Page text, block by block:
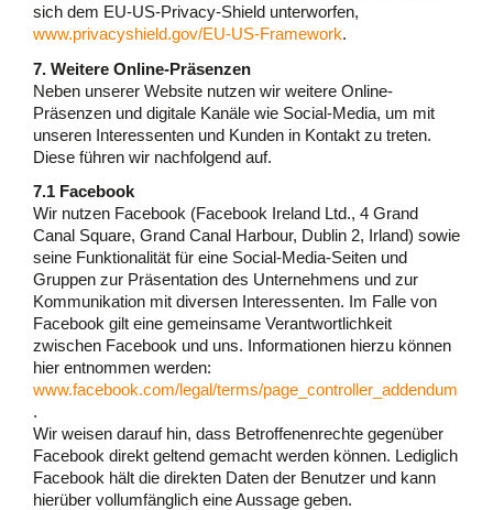
sich dem EU-US-Privacy-Shield unterworfen,
www.privacyshield.gov/EU-US-Framework.
7. Weitere Online-Präsenzen
Neben unserer Website nutzen wir weitere Online-
Präsenzen und digitale Kanäle wie Social-Media, um mit
unseren Interessenten und Kunden in Kontakt zu treten.
Diese führen wir nachfolgend auf.
7.1 Facebook
Wir nutzen Facebook (Facebook Ireland Ltd., 4 Grand
Canal Square, Grand Canal Harbour, Dublin 2, Irland) sowie
seine Funktionalität für eine Social-Media-Seiten und
Gruppen zur Präsentation des Unternehmens und zur
Kommunikation mit diversen Interessenten. Im Falle von
Facebook gilt eine gemeinsame Verantwortlichkeit
zwischen Facebook und uns. Informationen hierzu können
hier entnommen werden:
www.facebook.com/legal/terms/page_controller_addendum
.
Wir weisen darauf hin, dass Betroffenenrechte gegenüber
Facebook direkt geltend gemacht werden können. Lediglich
Facebook hält die direkten Daten der Benutzer und kann
hierüber vollumfänglich eine Aussage geben.